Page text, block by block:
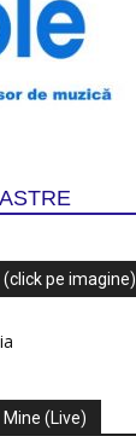
pe imagine)
(Live)